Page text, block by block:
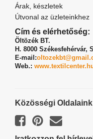
Árak, készletek
Útvonal az üzleteinkhez
Cím és elérhetőség:
Öltözék BT.
H. 8000 Székesfehérvár,
E-mail:
Web.:
Közösségi Oldalaink